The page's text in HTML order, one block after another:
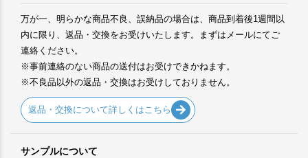
万が一、明らかな商品不良、誤納品の場合は、商品到着後1週間以
内に限り、返品・交換をお受けいたします。まずはメールにてご
連絡ください。
※事前連絡のない商品の送付はお受けできかねます。
※不良品以外の返品・交換はお受けしておりません。
返品・交換について詳しくはこちら
サンプルについて